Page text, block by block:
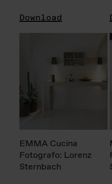
Download
EMMA Cucina
Fotografo: Lorenz
Sternbach